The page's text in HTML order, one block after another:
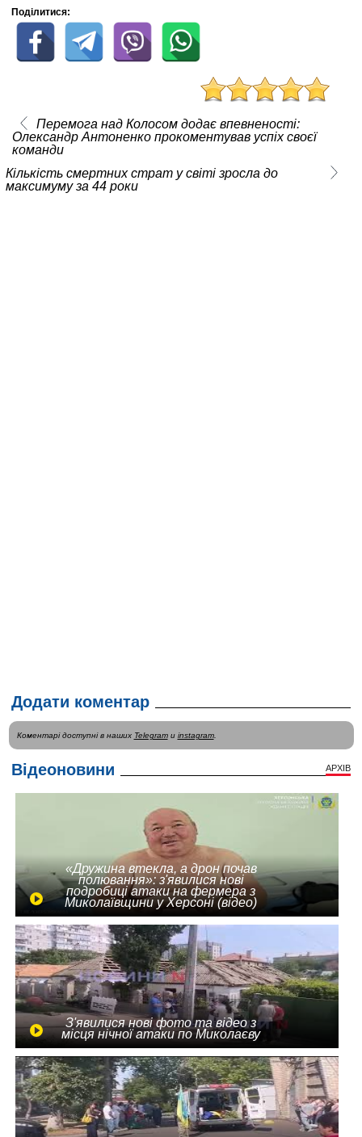
Поділитися:
Перемога над Колосом додає впевненості:
Олександр Антоненко прокоментував успіх своєї
команди
Кількість смертних страт у світі зросла до
максимуму за 44 роки
Додати коментар
Коментарі доступні в наших Telegramи instagram.
Відеоновини АРХІВ
«Дружина втекла, а дрон почав
полювання»: з'явилися нові
подробиці атаки на фермера з
Миколаївщини у Херсоні (відео)
З'явилися нові фото та відео з
місця нічної атаки по Миколаєву